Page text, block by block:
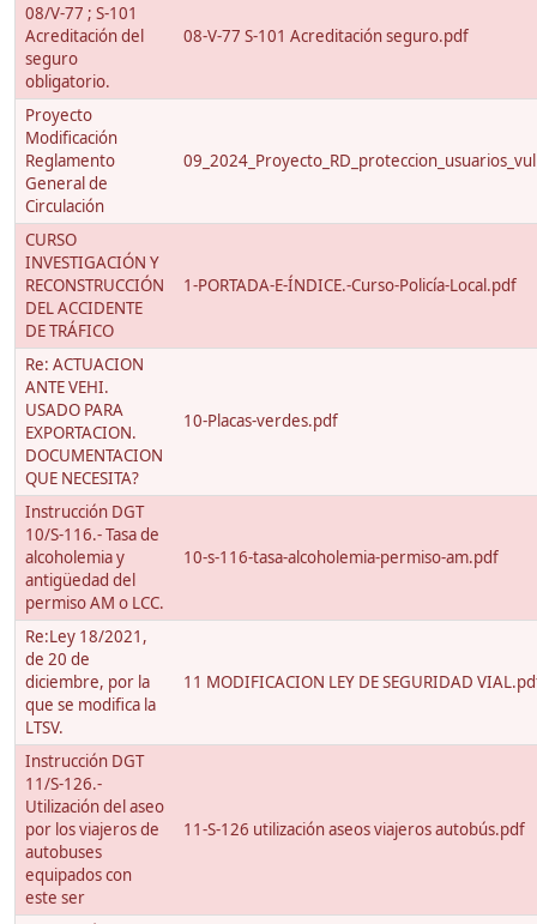
08/V-77 ; S-101
Acreditación del
seguro
obligatorio.
08-V-77 S-101 Acreditación seguro.pdf
Proyecto
Modificación
Reglamento
General de
Circulación
CURSO
INVESTIGACIÓN Y
RECONSTRUCCIÓN
DEL ACCIDENTE
DE TRÁFICO
1-PORTADA-E-ÍNDICE.-Curso-Policía-Local.pdf
Re: ACTUACION
ANTE VEHI.
USADO PARA
EXPORTACION.
DOCUMENTACION
QUE NECESITA?
10-Placas-verdes.pdf
Instrucción DGT
10/S-116.- Tasa de
alcoholemia y
antigüedad del
permiso AM o LCC.
10-s-116-tasa-alcoholemia-permiso-am.pdf
Re:Ley 18/2021,
de 20 de
diciembre, por la
que se modifica la
LTSV.
11 MODIFICACION LEY DE SEGURIDAD
Instrucción DGT
11/S-126.-
Utilización del aseo
por los viajeros de
autobuses
equipados con
este ser
11-S-126 utilización aseos viajeros autobús.pdf